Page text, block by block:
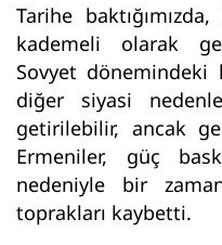
Tarihe
kademeli olarak
Sovyet dönemindeki
diğer siyasi
getirilebilir, ancak
Ermeniler, güç
nedeniyle bir
toprakları kaybetti.